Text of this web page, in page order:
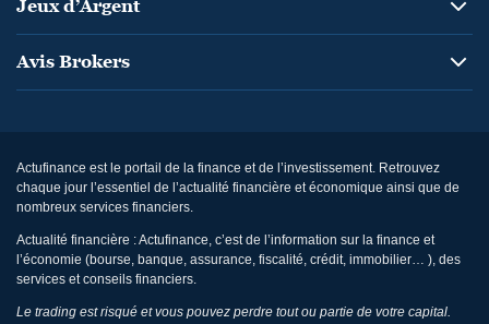
Jeux d’Argent
Avis Brokers
Actufinance est le portail de la finance et de l’investissement. Retrouvez
chaque jour l’essentiel de l’actualité financière et économique ainsi que de
nombreux services financiers.
Actualité financière : Actufinance, c’est de l’information sur la finance et
l’économie (bourse, banque, assurance, fiscalité, crédit, immobilier… ), des
services et conseils financiers.
Le trading est risqué et vous pouvez perdre tout ou partie de votre capital.